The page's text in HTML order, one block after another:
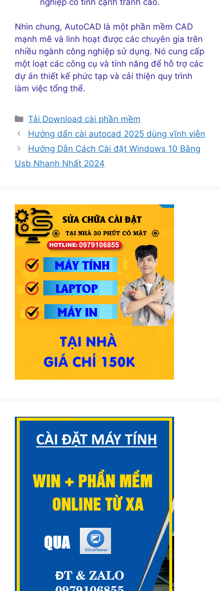
Nhìn chung, AutoCAD là một phần mềm CAD
mạnh mẽ và linh hoạt được các chuyên gia trên
nhiều ngành công nghiệp sử dụng. Nó cung cấp
một loạt các công cụ và tính năng để hỗ trợ các
dự án thiết kế phức tạp và cải thiện quy trình
làm việc tổng thể.
Danh
mục
Tải Download cài phần mềm
Hướng dẩn cài autocad 2025 dùng vĩnh viễn
Hướng Dẫn Cách Cài đặt Windows 10 Bằng
Usb Nhanh Nhất 2024